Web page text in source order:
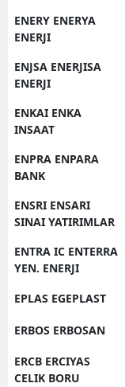
ENERY ENERYA
ENERJI
ENJSA ENERJISA
ENERJI
ENKAI ENKA
INSAAT
ENPRA ENPARA
BANK
ENSRI ENSARI
SINAI YATIRIMLAR
ENTRA IC ENTERRA
YEN. ENERJI
EPLAS EGEPLAST
ERBOS ERBOSAN
ERCB ERCIYAS
CELIK BORU